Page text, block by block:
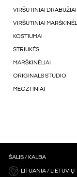
VIRŠUTINIAI DRABUŽIAI
VIRŠUTINIAI
KOSTIUMAI
STRIUKÉS
MARŠKINĖLIAI
ORIGINALS STUDIO
MEGZTINIAI
ŠALIS / KALBA
LITUANIA / LIETUVIŲ